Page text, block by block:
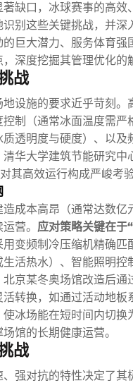
著缺口，冰球赛事的高
识别这些关键挑战，并
巨大潜力、服务体育
深度挖掘其管理优化的
战
地设施的要求近乎苛刻
控制（通常冰面温度需
质透明度与硬度）、以
清华大学建筑节能研究
其高效运行构成严峻考验
造成本高昂（通常达数
营。 应对策略关键在于
用变频制冷压缩机精确
生活热水）、智能照明
北京某冬奥场馆改造后
活转换，如通过活动地
冰场能在短时间内切
馆的长期健康运营。
战
、强对抗的特性决定了